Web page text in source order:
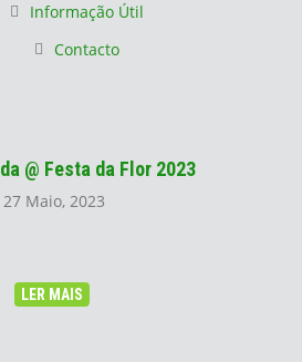
Informação Útil
Contacto
@ Festa da Flor 2023
27 Maio, 2023
LER MAIS